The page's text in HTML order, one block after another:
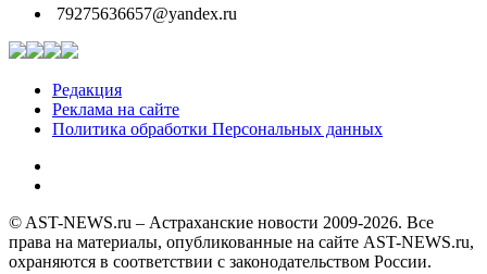
79275636657@yandex.ru
Редакция
Реклама на сайте
Политика обработки Персональных данных
© AST-NEWS.ru – Астраханские новости 2009-2026. Все
права на материалы, опубликованные на сайте AST-NEWS.ru,
охраняются в соответствии с законодательством России.